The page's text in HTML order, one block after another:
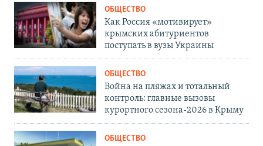
ОБЩЕСТВО
Как Россия «мотивирует»
крымских абитуриентов
поступать в вузы Украины
ОБЩЕСТВО
Война на пляжах и тотальный
контроль: главные вызовы
курортного сезона-2026 в Крыму
ОБЩЕСТВО